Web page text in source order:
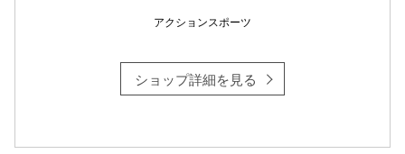
アクションスポーツ
ショップ詳細を見る